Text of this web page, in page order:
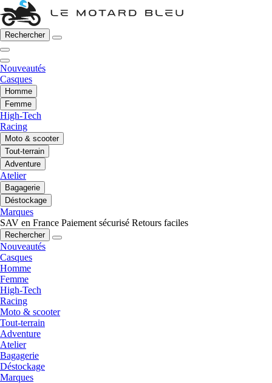
Rechercher
Nouveautés
Casques
Homme
Femme
High-Tech
Racing
Moto & scooter
Tout-terrain
Adventure
Atelier
Bagagerie
Déstockage
Marques
SAV en France Paiement sécurisé Retours faciles
Rechercher
Nouveautés
Casques
Homme
Femme
High-Tech
Racing
Moto & scooter
Tout-terrain
Adventure
Atelier
Bagagerie
Déstockage
Marques